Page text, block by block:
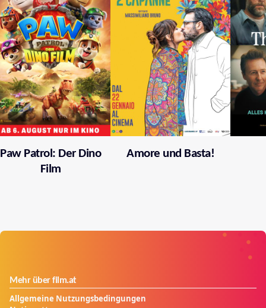
Paw Patrol: Der Dino
Film
Amore und Basta!
Mehr über film.at
Allgemeine Nutzungsbedingungen